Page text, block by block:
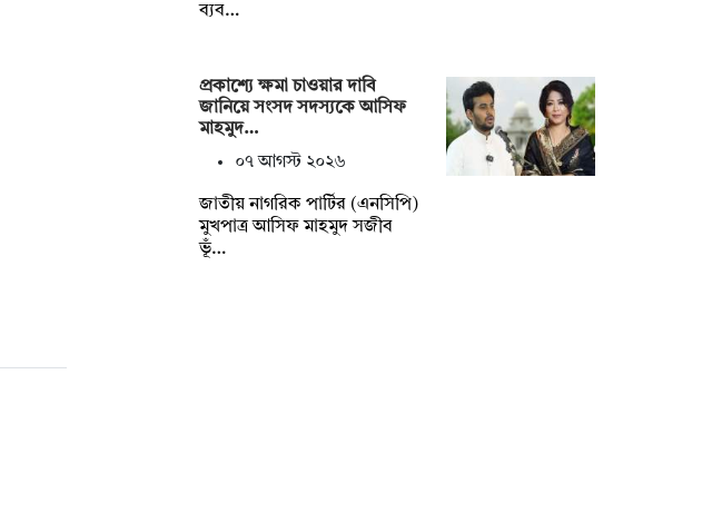
ব্যব…
প্রকাশ্যে ক্ষমা চাওয়ার দাবি
জানিয়ে সংসদ সদস্যকে আসিফ
মাহমুদ…
০৭ আগস্ট ২০২৬
জাতীয় নাগরিক পার্টির (এনসিপি)
মুখপাত্র আসিফ মাহমুদ সজীব
ভূঁ…